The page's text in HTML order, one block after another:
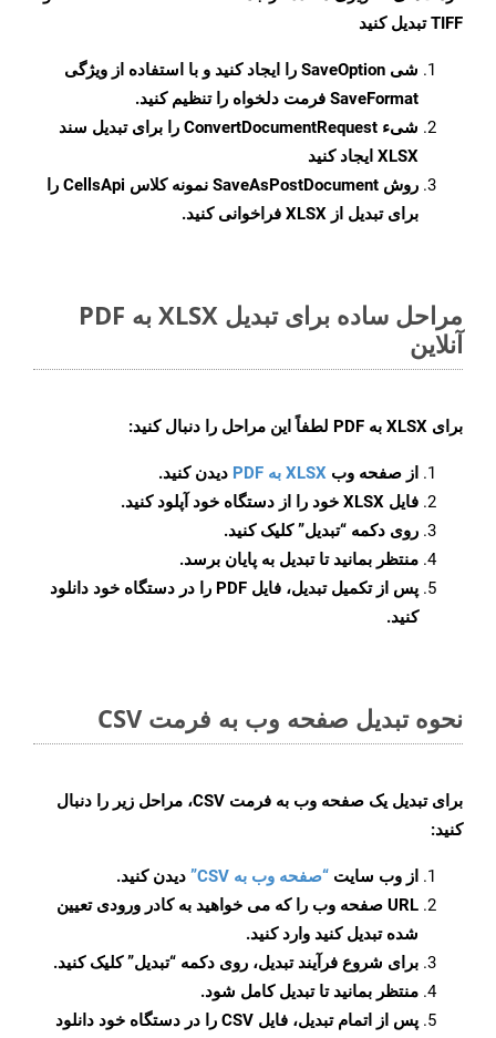
TIFF تبدیل کنید
شی SaveOption را ایجاد کنید و با استفاده از ویژگی
SaveFormat فرمت دلخواه را تنظیم کنید.
شیء ConvertDocumentRequest را برای تبدیل سند
XLSX ایجاد کنید
روش SaveAsPostDocument
نمونه کلاس CellsApi را
برای تبدیل از XLSX فراخوانی کنید.
مراحل ساده برای تبدیل XLSX به PDF
آنلاین
برای XLSX به PDF لطفاً این مراحل را دنبال کنید:
از صفحه وب XLSX به PDF
دیدن کنید.
فایل XLSX خود را از دستگاه خود آپلود کنید.
روی دکمه “تبدیل”کلیک کنید.
منتظر بمانید تا تبدیل به پایان برسد.
پس از تکمیل تبدیل، فایل PDF را در دستگاه خود دانلود
کنید.
نحوه تبدیل صفحه وب به فرمت CSV
برای تبدیل یک صفحه وب به فرمت CSV، مراحل زیر را دنبال
کنید:
از وب سایت “صفحه وب به CSV”
دیدن کنید.
URL صفحه وب را که می خواهید به کادر ورودی تعیین
شده تبدیل کنید وارد کنید.
برای شروع فرآیند تبدیل، روی دکمه “تبدیل” کلیک کنید.
منتظر بمانید تا تبدیل کامل شود.
پس از اتمام تبدیل، فایل CSV را در دستگاه خود دانلود